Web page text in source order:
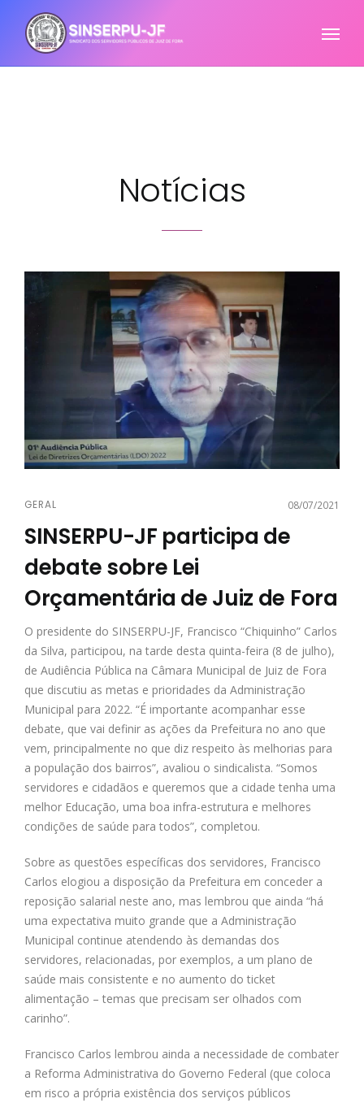
Notícias
GERAL 08/07/2021
SINSERPU-JF participa de
debate sobre Lei
Orçamentária de Juiz de Fora
O presidente do SINSERPU-JF, Francisco “Chiquinho” Carlos
da Silva, participou, na tarde desta quinta-feira (8 de julho),
de Audiência Pública na Câmara Municipal de Juiz de Fora
que discutiu as metas e prioridades da Administração
Municipal para 2022. “É importante acompanhar esse
debate, que vai definir as ações da Prefeitura no ano que
vem, principalmente no que diz respeito às melhorias para
a população dos bairros”, avaliou o sindicalista. “Somos
servidores e cidadãos e queremos que a cidade tenha uma
melhor Educação, uma boa infra-estrutura e melhores
condições de saúde para todos”, completou.
Sobre as questões específicas dos servidores, Francisco
Carlos elogiou a disposição da Prefeitura em conceder a
reposição salarial neste ano, mas lembrou que ainda “há
uma expectativa muito grande que a Administração
Municipal continue atendendo às demandas dos
servidores, relacionadas, por exemplos, a um plano de
saúde mais consistente e no aumento do ticket
alimentação – temas que precisam ser olhados com
carinho”.
Francisco Carlos lembrou ainda a necessidade de combater
a Reforma Administrativa do Governo Federal (que coloca
em risco a própria existência dos serviços públicos